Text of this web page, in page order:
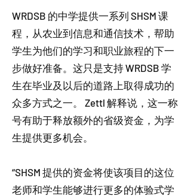
WRDSB 的中学提供一系列 SHSM 课
程，从农业到信息和通信技术，帮助
学生为他们的学习和职业旅程的下一
步做好准备。这只是支持 WRDSB 学
生在毕业及以后的道路上取得成功的
众多方式之一。 Zettl 解释说，这一称
号有助于释放额外的省级资金，为学
生提供更多机会。
“SHSM 提供的资金将使该项目的这位
老师和学生能够进行更多的体验式学